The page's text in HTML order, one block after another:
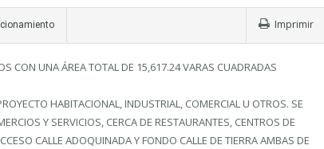
Imprimir
CON UNA ÁREA TOTAL DE 15,617.24 VARAS CUADRADAS
HABITACIONAL, INDUSTRIAL, COMERCIAL U OTROS. SE
Y SERVICIOS, CERCA DE RESTAURANTES, CENTROS DE
CALLE ADOQUINADA Y FONDO CALLE DE TIERRA AMBAS DE